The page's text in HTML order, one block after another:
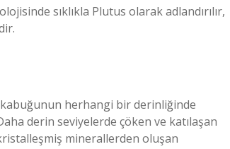
sıklıkla Plutus olarak adlandırılır,
herhangi bir derinliğinde
derin seviyelerde çöken ve katılaşan
minerallerden oluşan